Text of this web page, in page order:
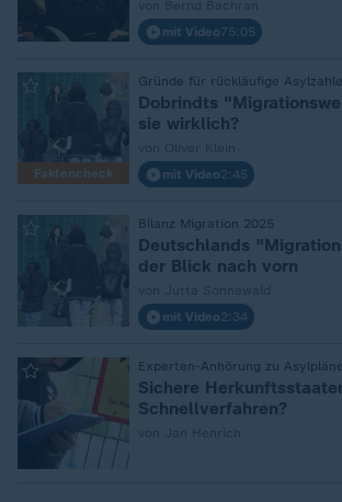
mit Video75:05
Faktencheck
Gründe für rückläufige
Dobrindts
sie wirklich?
mit Video2:45
Bilanz Migration 2025
Deutschlands
der Blick nach vorn
mit Video2:34
Experten-Anhörung zu
Sichere
Schnellverfahren?